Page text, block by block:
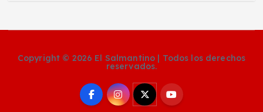
Copyright © 2026 El Salmantino | Todos los derechos
reservados.